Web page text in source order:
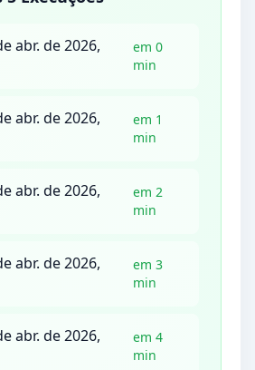
abr. de 2026,
em 0
min
abr. de 2026,
em 1
min
abr. de 2026,
em 2
min
abr. de 2026,
em 3
min
abr. de 2026,
em 4
min